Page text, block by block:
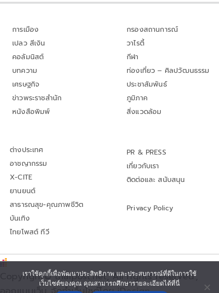
การเมือง
เปลว สีเงิน
คอลัมนิสต์
บทความ
เศรษฐกิจ
ข่าวพระราชสำนัก
หนังสือพิมพ์
กรองสถานการณ์
วาไรตี้
กีฬา
ท่องเที่ยว – ศิลปวัฒนธรรม
ประชาสัมพันธ์
ภูมิภาค
สิ่งแวดล้อม
ต่างประเทศ
อาชญากรรม
X-CITE
ยานยนต์
สาธารณสุข-คุณภาพชีวิต
บันเทิง
ไทยโพสต์ ทีวี
PR & PRESS
เกี่ยวกับเรา
ติดต่อและ สนับสนุน
Privacy Policy
Copyright© thaipost.net, All rights reserved.,
เราใช้คุกกี้เพื่อพัฒนาประสิทธิภาพ และประสบการณ์ที่ดีในการใช้
เว็บไซต์ของคุณ คุณสามารถศึกษารายละเอียดได้ที่นี่